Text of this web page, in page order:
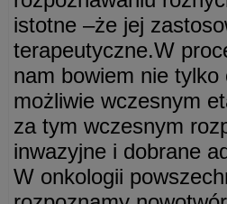
istotne –że jej
terapeutyczne.W
nam bowiem nie
możliwie wczesnym
za tym wczesnym
inwazyjne i dobrane
W onkologii